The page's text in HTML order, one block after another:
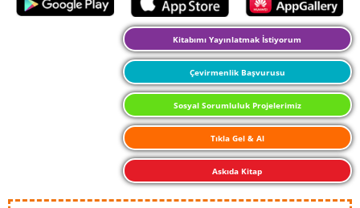
Kitabımı Yayınlatmak İstiyorum
Çevirmenlik Başvurusu
Sosyal Sorumluluk Projelerimiz
Tıkla Gel & Al
Askıda Kitap